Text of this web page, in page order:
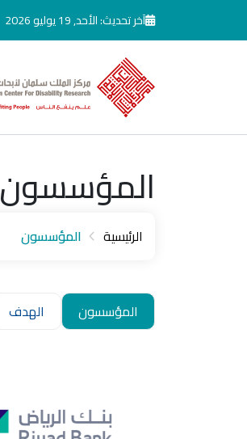
تجاوز إلى المحتوى الرئيسيآخر تحديث: الأحد, 19 يوليو 2026
المؤسسون
الرئيسية المؤسسون
المؤسسون الهدف